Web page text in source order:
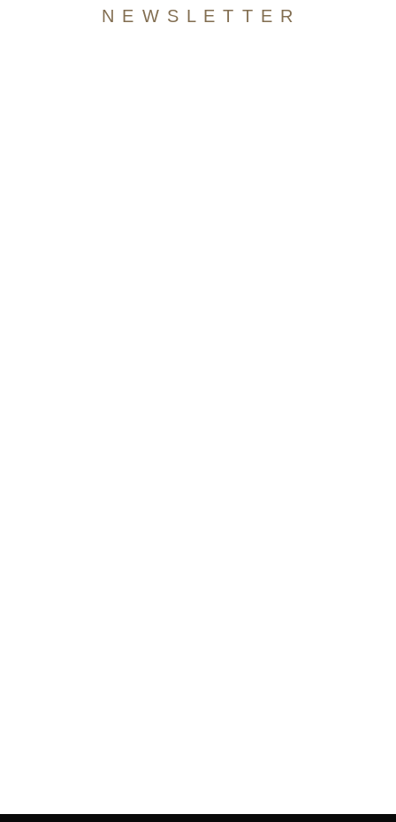
N E W S L E T T E R